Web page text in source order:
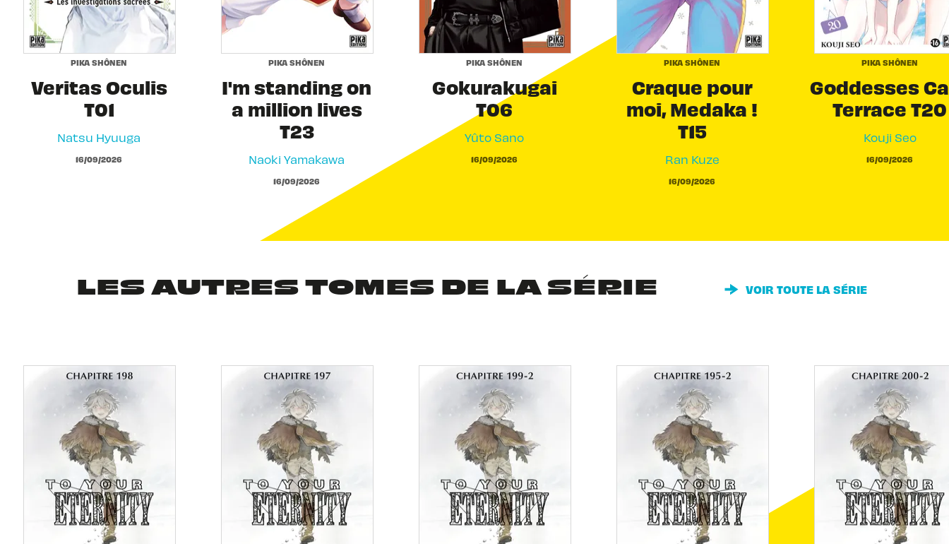
PIKA SHÔNEN
Veritas Oculis
T01
Natsu Hyuuga
16/09/2026
PIKA SHÔNEN
I'm standing on
a million lives
T23
Naoki Yamakawa
16/09/2026
PIKA SHÔNEN
Gokurakugai
T06
Yûto Sano
16/09/2026
PIKA SHÔNEN
Craque pour
moi, Medaka !
T15
Ran Kuze
16/09/2026
PIKA SHÔNEN
Goddesses
Terrace T20
Kouji Seo
16/09/2026
LES AUTRES TOMES DE LA SÉRIE VOIR TOUTE LA SÉRIE